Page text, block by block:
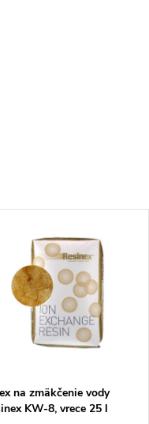
na zmäkčenie vody
KW-8, vrece 25 l